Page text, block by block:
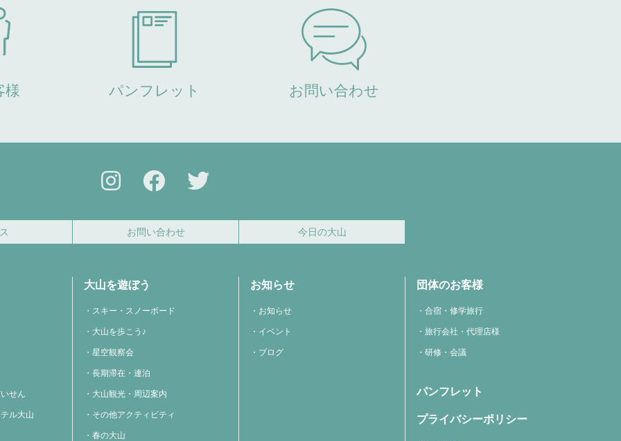
様 パンフレット お問い合わせ
お問い合わせ 今日の大山
せん
ル大山
大山を遊ぼう
スキー・スノーボード
大山を歩こう♪
星空観察会
長期滞在・連泊
大山観光・周辺案内
その他アクティビティ
春の大山
お知らせ
お知らせ
イベント
ブログ
団体のお客様
合宿・修学旅行
旅行会社・代理店様
研修・会議
パンフレット
プライバシーポリシー